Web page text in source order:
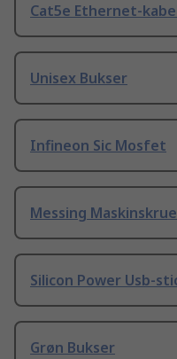
Cat5e Ethernet-
Unisex Bukser
Infineon Sic Mosfet
Messing
Silicon Power Usb-
Grøn Bukser